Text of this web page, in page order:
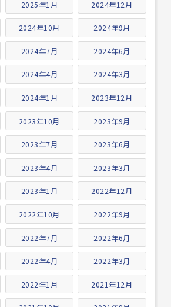
2025年1月 2024年12月
2024年10月 2024年9月
2024年7月 2024年6月
2024年4月 2024年3月
2024年1月 2023年12月
2023年10月 2023年9月
2023年7月 2023年6月
2023年4月 2023年3月
2023年1月 2022年12月
2022年10月 2022年9月
2022年7月 2022年6月
2022年4月 2022年3月
2022年1月 2021年12月